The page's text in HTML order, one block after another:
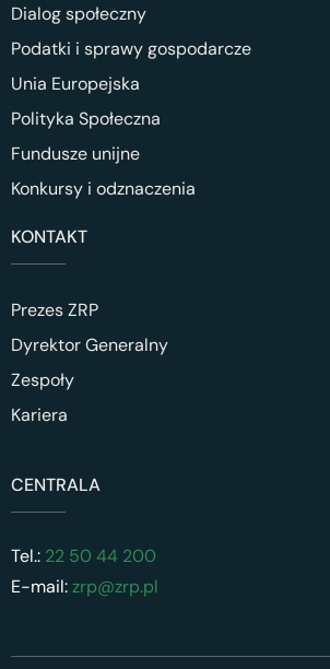
Dialog społeczny
Podatki i sprawy gospodarcze
Unia Europejska
Polityka Społeczna
Fundusze unijne
Konkursy i odznaczenia
KONTAKT
Prezes ZRP
Dyrektor Generalny
Zespoły
Kariera
CENTRALA
Tel.: 22 50 44 200
E-mail:zrp@zrp.pl